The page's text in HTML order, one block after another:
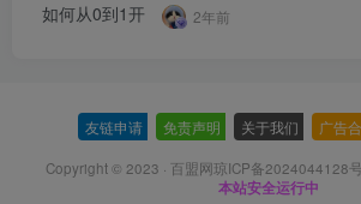
2年前
友链申请 免责声明 关于我们 广告
Copyright © 2023 · 百盟网琼ICP备2024044128号
本站安全运行中